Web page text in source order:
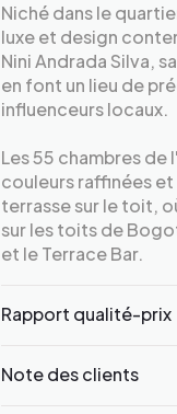
Niché dans le
luxe et design
Nini Andrada Silva,
en font un lieu de
influenceurs locaux.
Les 55 chambres
couleurs raffinées
terrasse sur le toit,
sur les toits de
et le Terrace Bar.
Rapport qualité-prix
Note des clients